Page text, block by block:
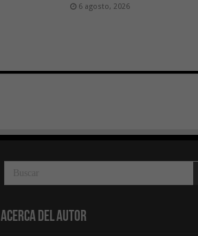
6 agosto, 2026
Acerca del Autor